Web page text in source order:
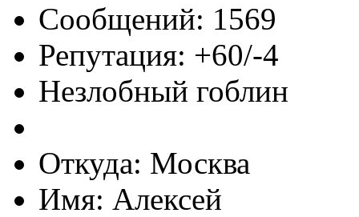
Сообщений: 1569
Репутация: +60/-4
Незлобный гоблин
Откуда: Москва
Имя: Алексей